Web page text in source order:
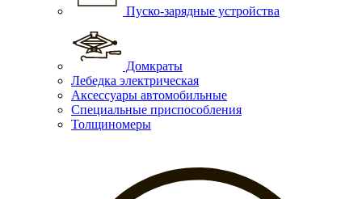
Пуско-зарядные устройства
Домкраты
Лебедка электрическая
Аксессуары автомобильные
Специальные приспособления
Толщиномеры